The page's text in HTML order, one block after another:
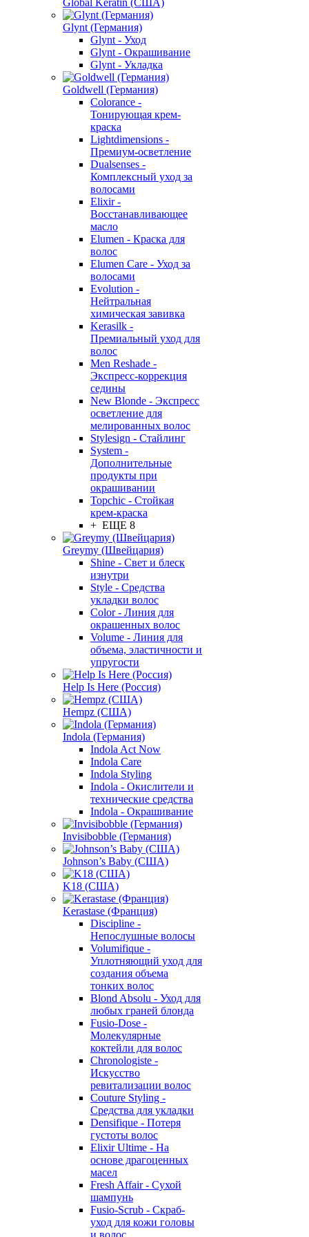
Global Keratin (США)
Glynt (Германия)
Glynt - Уход
Glynt - Окрашивание
Glynt - Укладка
Goldwell (Германия)
Colorance -
Тонирующая крем-
краска
Lightdimensions -
Премиум-осветление
Dualsenses -
Комплексный уход за
волосами
Elixir -
Восстанавливающее
масло
Elumen - Краска для
волос
Elumen Care - Уход за
волосами
Evolution -
Нейтральная
химическая завивка
Kerasilk -
Премиальный уход для
волос
Men Reshade -
Экспресс-коррекция
седины
New Blonde - Экспресс
осветление для
мелированных волос
Stylesign - Стайлинг
System -
Дополнительные
продукты при
окрашивании
Topchic - Стойкая
крем-краска
+ ЕЩЕ 8
Greymy (Швейцария)
Shine - Свет и блеск
изнутри
Style - Средства
укладки волос
Color - Линия для
окрашенных волос
Volume - Линия для
объема, эластичности и
упругости
Help Is Here (Россия)
Hempz (США)
Indola (Германия)
Indola Act Now
Indola Care
Indola Styling
Indola - Окислители и
технические средства
Indola - Окрашивание
Invisibobble (Германия)
Johnson’s Baby (США)
K18 (США)
Kerastase (Франция)
Discipline -
Непослушные волосы
Volumifique -
Уплотняющий уход для
создания объема
тонких волос
Blond Absolu - Уход для
любых граней блонда
Fusio-Dose -
Молекулярные
коктейли для волос
Chronologiste -
Искусство
ревитализации волос
Couture Styling -
Средства для укладки
Densifique - Потеря
густоты волос
Elixir Ultime - На
основе драгоценных
масел
Fresh Affair - Сухой
шампунь
Fusio-Scrub - Скраб-
уход для кожи головы
и волос